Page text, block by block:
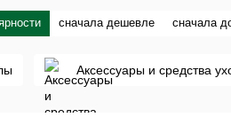
сначала дешевле сначала
Аксессуары и средства